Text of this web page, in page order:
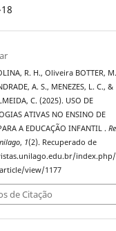
R. H., Oliveira BOTTER,
A. S., MENEZES, L. C., &
C. (2025). USO DE
ATIVAS NO ENSINO DE
A EDUCAÇÃO INFANTIL .
, 1(2). Recuperado de
view/1177
de Citação